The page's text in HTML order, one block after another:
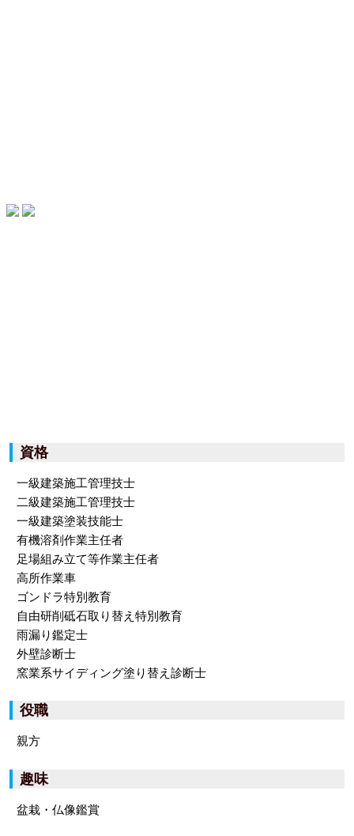
資格
一級建築施工管理技士
二級建築施工管理技士
一級建築塗装技能士
有機溶剤作業主任者
足場組み立て等作業主任者
高所作業車
ゴンドラ特別教育
自由研削砥石取り替え特別教育
雨漏り鑑定士
外壁診断士
窯業系サイディング塗り替え診断士
役職
親方
趣味
盆栽・仏像鑑賞